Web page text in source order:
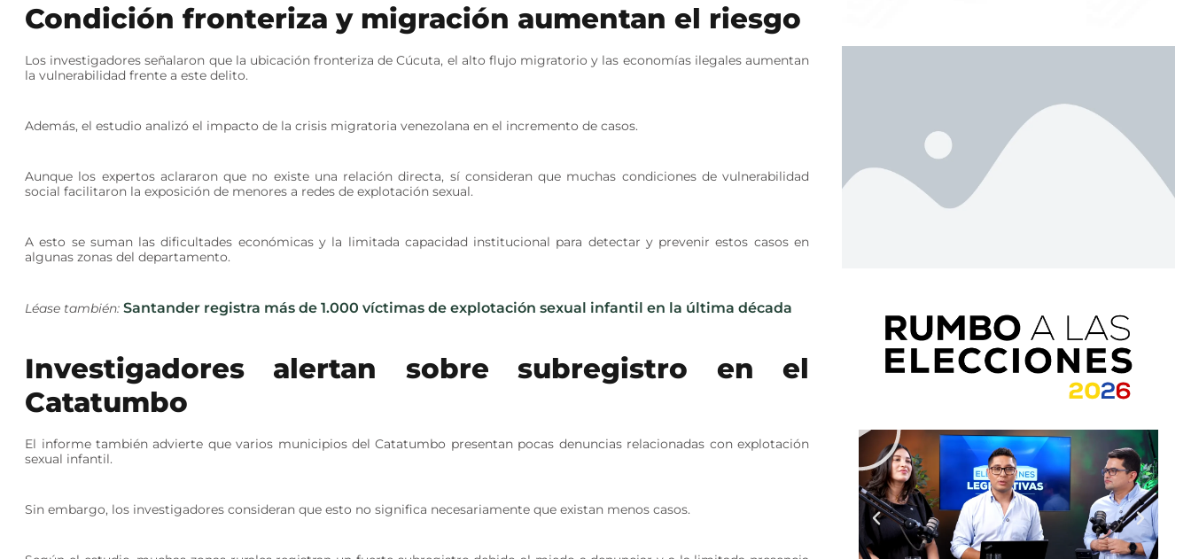
Condición fronteriza y migración aumentan el riesgo
Los investigadores señalaron que la ubicación fronteriza de Cúcuta, el alto flujo migratorio y las economías ilegales aumentan
la vulnerabilidad frente a este delito.
Además, el estudio analizó el impacto de la crisis migratoria venezolana en el incremento de casos.
Aunque los expertos aclararon que no existe una relación directa, sí consideran que muchas condiciones de vulnerabilidad
social facilitaron la exposición de menores a redes de explotación sexual.
A esto se suman las dificultades económicas y la limitada capacidad institucional para detectar y prevenir estos casos en
algunas zonas del departamento.
Léase también:Santander registra más de 1.000 víctimas de explotación sexual infantil en la última década
Investigadores alertan sobre subregistro en el
Catatumbo
El informe también advierte que varios municipios del Catatumbo presentan pocas denuncias relacionadas con explotación
sexual infantil.
Sin embargo, los investigadores consideran que esto no significa necesariamente que existan menos casos.